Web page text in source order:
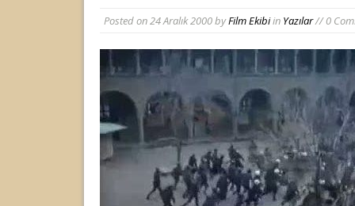
Posted on24 Aralık 2000byFilm Ekibiin Yazılar// 0